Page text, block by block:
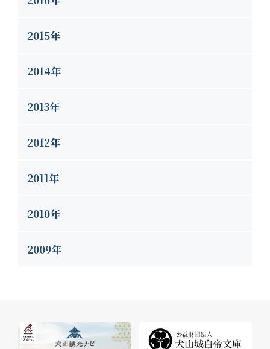
2015年
2014年
2013年
2012年
2011年
2010年
2009年